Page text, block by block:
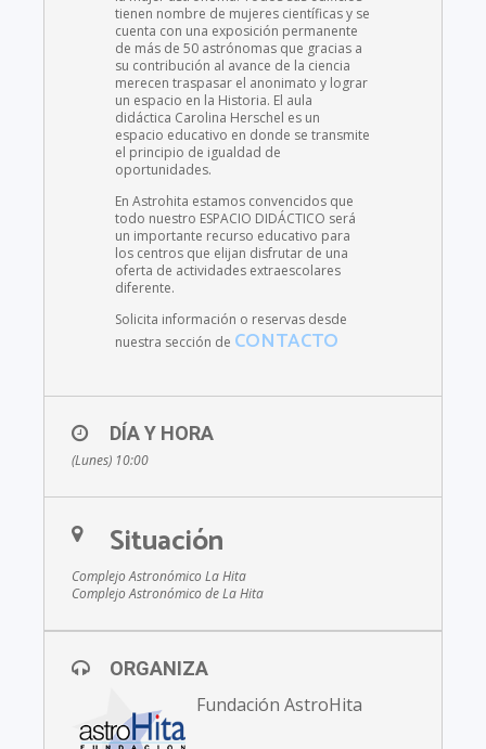
tienen nombre de mujeres científicas y se
cuenta con una exposición permanente
de más de 50 astrónomas que gracias a
su contribución al avance de la ciencia
merecen traspasar el anonimato y lograr
un espacio en la Historia. El aula
didáctica Carolina Herschel es un
espacio educativo en donde se transmite
el principio de igualdad de
oportunidades.
En Astrohita estamos convencidos que
todo nuestro ESPACIO DIDÁCTICO será
un importante recurso educativo para
los centros que elijan disfrutar de una
oferta de actividades extraescolares
diferente.
Solicita información o reservas desde
nuestra sección de CONTACTO
DÍA Y HORA
(Lunes) 10:00
Situación
Complejo Astronómico La Hita
Complejo Astronómico de La Hita
ORGANIZA
Fundación AstroHita